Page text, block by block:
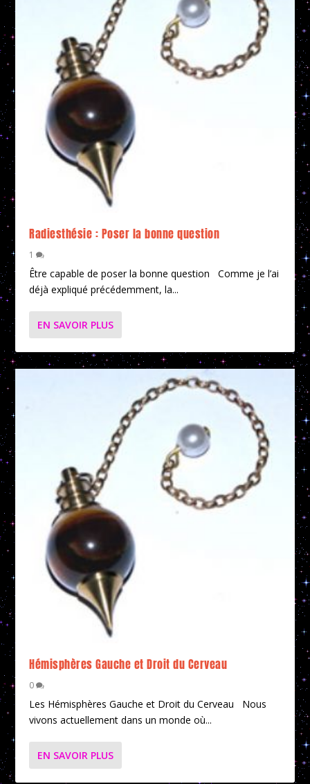
Radiesthésie : Poser la bonne question
1
Être capable de poser la bonne question Comme je l’ai
déjà expliqué précédemment, la...
EN SAVOIR PLUS
Hémisphères Gauche et Droit du Cerveau
0
Les Hémisphères Gauche et Droit du Cerveau Nous
vivons actuellement dans un monde où...
EN SAVOIR PLUS